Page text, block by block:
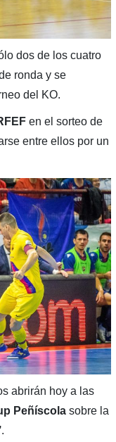
dos de los cuatro
ronda y se
del KO.
en el sorteo de
entre ellos por un
abrirán hoy a las
Peñíscolasobre la
.